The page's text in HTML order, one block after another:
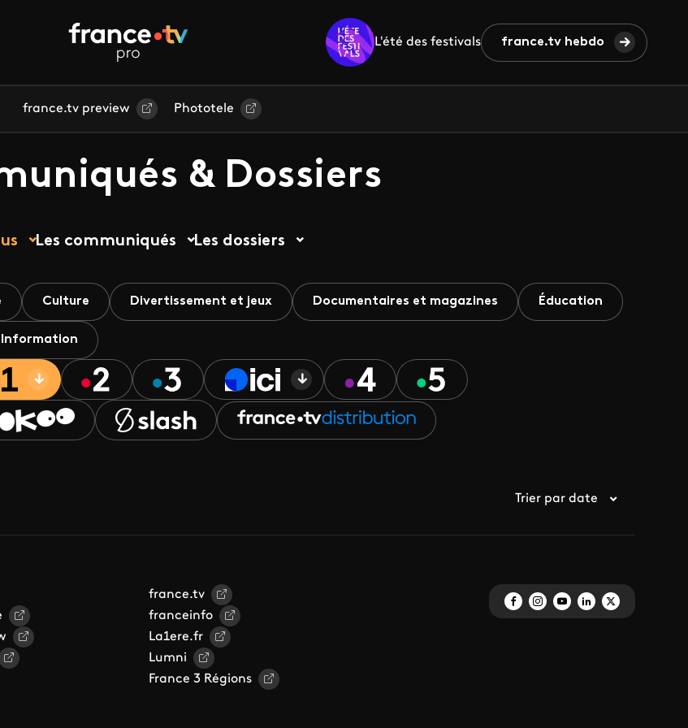
L'été des festivals france.tv hebdo
france.tv preview Phototele
& Dossiers
Les communiqués Les dossiers
Culture Divertissement et jeux Documentaires et magazines Éducation
Information
Trier par date
france.tv
franceinfo
La1ere.fr
Lumni
France 3 Régions